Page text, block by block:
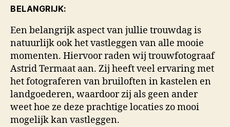
BELANGRIJK:
Een belangrijk aspect van jullie trouwdag is
natuurlijk ook het vastleggen van alle mooie
momenten. Hiervoor raden wij trouwfotograaf
Astrid Termaat aan. Zij heeft veel ervaring met
het fotograferen van bruiloften in kastelen en
landgoederen, waardoor zij als geen ander
weet hoe ze deze prachtige locaties zo mooi
mogelijk kan vastleggen.